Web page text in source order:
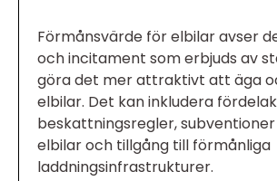
Förmånsvärde för elbilar avser
och incitament som erbjuds av
göra det mer attraktivt att äga
elbilar. Det kan inkludera
beskattningsregler,
elbilar och tillgång till förmånliga
laddningsinfrastrukturer.